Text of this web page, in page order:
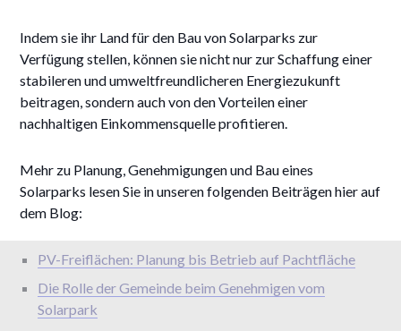
Indem sie ihr Land für den Bau von Solarparks zur
Verfügung stellen, können sie nicht nur zur Schaffung einer
stabileren und umweltfreundlicheren Energiezukunft
beitragen, sondern auch von den Vorteilen einer
nachhaltigen Einkommensquelle profitieren.
Mehr zu Planung, Genehmigungen und Bau eines
Solarparks lesen Sie in unseren folgenden Beiträgen hier auf
dem Blog:
PV-Freiflächen: Planung bis Betrieb auf Pachtfläche
Die Rolle der Gemeinde beim Genehmigen vom
Solarpark